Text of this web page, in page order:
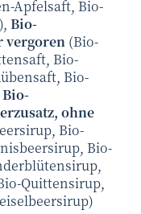
Apfelsaft, Bio-
Bio-
vergoren (Bio-
Bio-
Bio-
Bio-
ohne
Bio-
Bio-
Quittensirup,